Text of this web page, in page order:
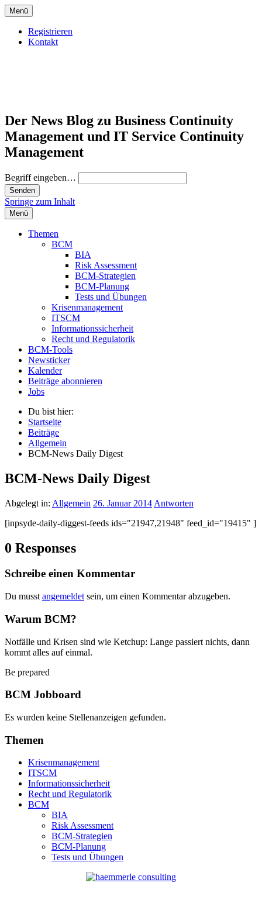
Menü
Registrieren
Kontakt
Der News Blog zu Business Continuity
Management und IT Service Continuity
Management
Begriff eingeben…
Springe zum Inhalt
Menü
Themen
BCM
BIA
Risk Assessment
BCM-Strategien
BCM-Planung
Tests und Übungen
Krisenmanagement
ITSCM
Informationssicherheit
Recht und Regulatorik
BCM-Tools
Newsticker
Kalender
Beiträge abonnieren
Jobs
Du bist hier:
Startseite
Beiträge
Allgemein
BCM-News Daily Digest
BCM-News Daily Digest
Abgelegt in: Allgemein 26. Januar 2014 Antworten
[inpsyde-daily-diggest-feeds ids="21947,21948" feed_id="19415" ]
0 Responses
Schreibe einen Kommentar
Du musst angemeldet sein, um einen Kommentar abzugeben.
Warum BCM?
Notfälle und Krisen sind wie Ketchup: Lange passiert nichts, dann
kommt alles auf einmal.
Be prepared
BCM Jobboard
Es wurden keine Stellenanzeigen gefunden.
Themen
Krisenmanagement
ITSCM
Informationssicherheit
Recht und Regulatorik
BCM
BIA
Risk Assessment
BCM-Strategien
BCM-Planung
Tests und Übungen